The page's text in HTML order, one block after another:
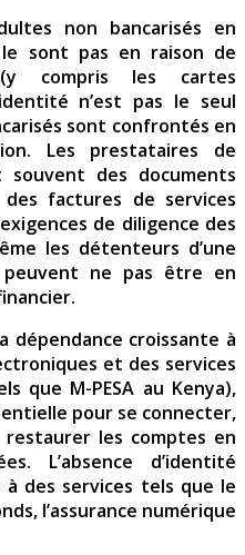
non bancarisés en
sont pas en raison de
(y compris les cartes
n’est pas le seul
sont confrontés en
Les prestataires de
souvent des documents
factures de services
de diligence des
les détenteurs d’une
peuvent ne pas être en
dépendance croissante à
et des services
que M-PESA au Kenya),
pour se connecter,
les comptes en
L’absence d’identité
à des services tels que le
l’assurance numérique